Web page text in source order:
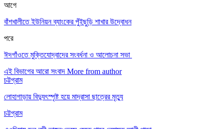
আগে
বাঁশখালীতে ইউনিয়ন ব্যাংকের পুঁইছুড়ি শাখার উদ্বোধন
পরে
ঈদগাঁওতে মুক্তিযোদ্বাদের সংবর্ধনা ও আলোচনা সভা
এই বিভাগের আরো সংবাদ More from author
চট্টগ্রাম
লোহাগাড়ায় বিদ্যুৎস্পৃষ্ট হয়ে মাদ্রাসা ছাত্রের মৃত্যু
চট্টগ্রাম